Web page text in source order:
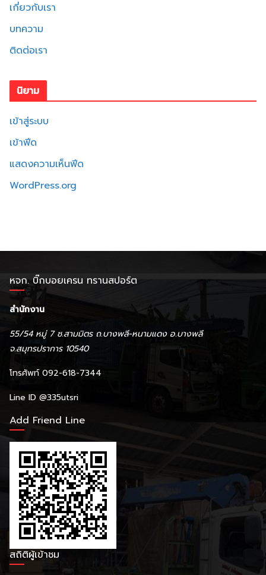
เกี่ยวกับเรา
บทความ
ติดต่อเรา
นิยาม
เข้าสู่ระบบ
เข้าฟีด
แสดงความเห็นฟีด
WordPress.org
หจก. บิ๊กบอยเครน ทรานสปอร์ต
สำนักงาน
55/54 หมู่ 7 ซ.สามมิตร ถ.บางพลี-หนามแดง อ.บางพลี
จ.สมุทรปราการ 10540
โทรศัพท์ 092-618-7344
Line ID @335utsri
Add Friend Line
สถิติผู้เข้าชม